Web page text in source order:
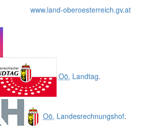
www.land-oberoesterreich.gv.at
Oö. Landtag.
Oö. Landesrechnungshof.